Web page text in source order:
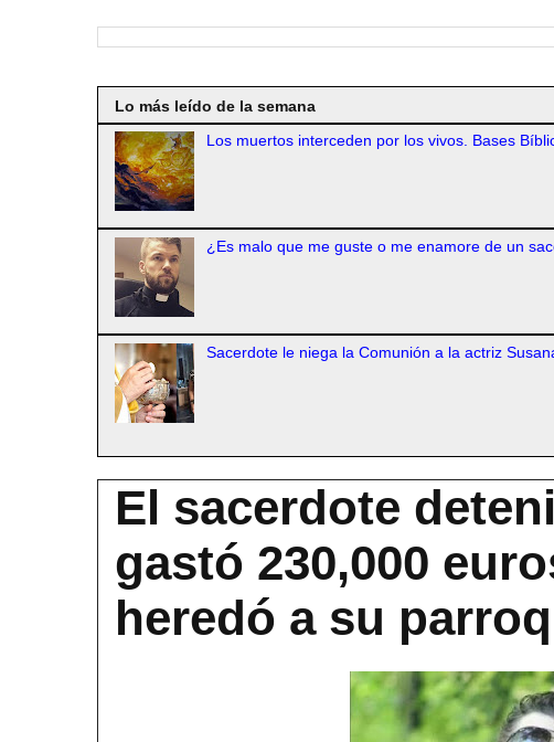
Lo más leído de la semana
Los muertos interceden por los vivos. Bases
¿Es malo que me guste o me enamore de un
Sacerdote le niega la Comunión a la actriz
El sacerdote
gastó 230,000
heredó a su